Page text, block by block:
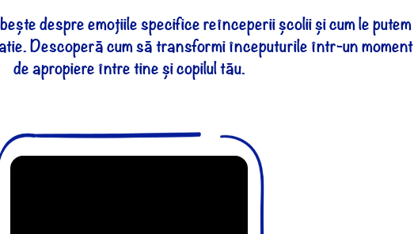
despre emoțiile specifice reînceperii școlii și cum le putem
Descoperă cum să transformi începuturile într-un moment
de apropiere între tine și copilul tău.